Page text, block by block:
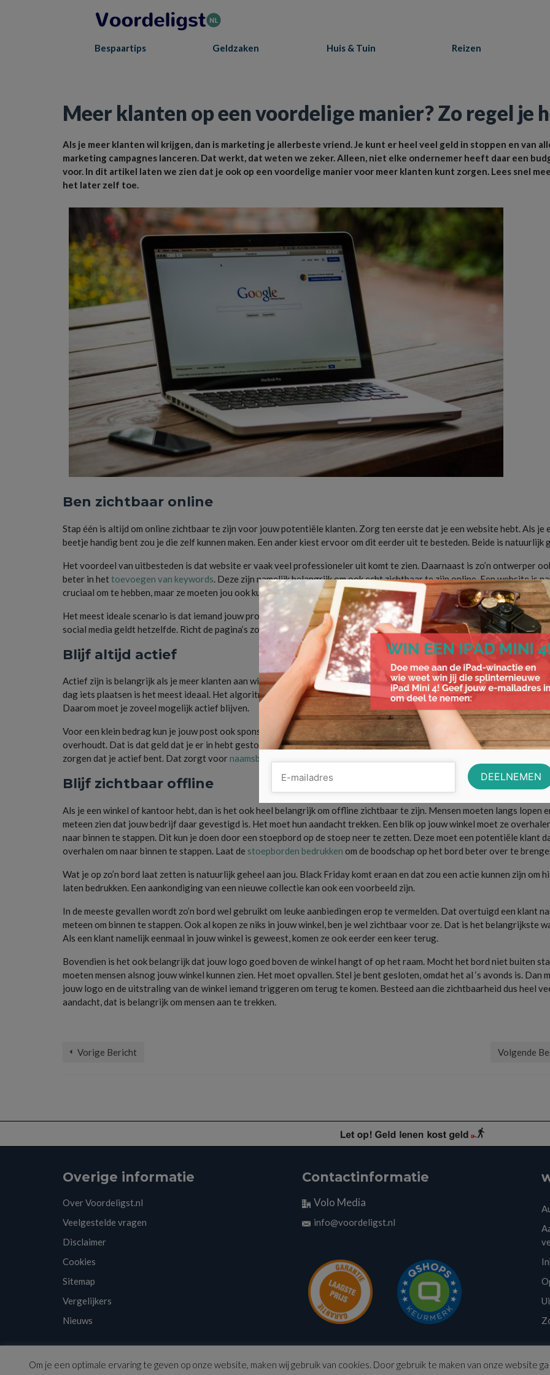
Bespaartips Geldzaken Huis & Tuin Reizen
Meer klanten op een voordelige manier? Zo regel je
Als je meer klanten wil krijgen, dan is marketing je allerbeste vriend. Je kunt er heel veel geld in stoppen en van
marketing campagnes lanceren. Dat werkt, dat weten we zeker. Alleen, niet elke ondernemer heeft daar een
voor. In dit artikel laten we zien dat je ook op een voordelige manier voor meer klanten kunt zorgen. Lees snel
het later zelf toe.
Ben zichtbaar online
Stap één is altijd om online zichtbaar te zijn voor jouw potentiële klanten. Zorg ten eerste dat je een website hebt. Als je
beetje handig bent zou je die zelf kunnen maken. Een ander kiest ervoor om dit eerder uit te besteden. Beide is natuurlijk
Het voordeel van uitbesteden is dat website er vaak veel professioneler uit komt te zien. Daarnaast is zo’n ontwerper
beter in hettoevoegen van keywords . Deze zijn namelijk belangrijk om ook echt zichtbaar te zijn online. Een website is
cruciaal om te hebben, maar ze moeten jou ook kunnen vinden.
Het meest ideale scenario is dat iemand jouw product zoekt op Google en dat jij als een van de eerste websites
social media geldt hetzelfde. Richt de pagina’s zo in, dat ze ook op Google als een van de eerste bedrijven verschijnen.
Blijf altijd actief
Actief zijn is belangrijk als je meer klanten aan wil trekken. Zorg dat je regelmatig iets plaatst op jouw social media
dag iets plaatsen is het meest ideaal. Het algoritme op Facebook is bijvoorbeeld ingesteld dat niet iedereen jouw posts
Daarom moet je zoveel mogelijk actief blijven.
Voor een klein bedrag kun je jouw post ook sponsoren op social media. Het kan zomaar zijn dat je er een hoop klanten aan
overhoudt. Dat is dat geld dat je er in hebt gestopt meer dan waard. Bovendien kun je er met een gesponsorde post ook
zorgen dat je actief bent. Dat zorgt voornaamsbekendheid
Blijf zichtbaar offline
Als je een winkel of kantoor hebt, dan is het ook heel belangrijk om offline zichtbaar te zijn. Mensen moeten langs lopen
meteen zien dat jouw bedrijf daar gevestigd is. Het moet hun aandacht trekken. Een blik op jouw winkel moet ze
naar binnen te stappen. Dit kun je doen door een stoepbord op de stoep neer te zetten. Deze moet een potentiële klant
overhalen om naar binnen te stappen. Laat de stoepborden bedrukken om de boodschap op het bord beter over te
Wat je op zo’n bord laat zetten is natuurlijk geheel aan jou. Black Friday komt eraan en dat zou een actie kunnen zijn om
laten bedrukken. Een aankondiging van een nieuwe collectie kan ook een voorbeeld zijn.
In de meeste gevallen wordt zo’n bord wel gebruikt om leuke aanbiedingen erop te vermelden. Dat overtuigd een klant
meteen om binnen te stappen. Ook al kopen ze niks in jouw winkel, ben je wel zichtbaar voor ze. Dat is het belangrijkste
Als een klant namelijk eenmaal in jouw winkel is geweest, komen ze ook eerder een keer terug.
Bovendien is het ook belangrijk dat jouw logo goed boven de winkel hangt of op het raam. Mocht het bord niet buiten
moeten mensen alsnog jouw winkel kunnen zien. Het moet opvallen. Stel je bent gesloten, omdat het al ‘s avonds is. Dan
jouw logo en de uitstraling van de winkel iemand triggeren om terug te komen. Besteed aan die zichtbaarheid dus heel
aandacht, dat is belangrijk om mensen aan te trekken.
Vorige Bericht Volgende
Overige informatie
Over Voordeligst.nl
Veelgestelde vragen
Disclaimer
Cookies
Sitemap
Vergelijkers
Nieuws
Contactinformatie
Volo Media
info@voordeligst.nl
Copyright © 2026 | Voordeligst.nl
Om je een optimale ervaring te geven op onze website, maken wij gebruik van cookies. Door gebruik te maken van onze website